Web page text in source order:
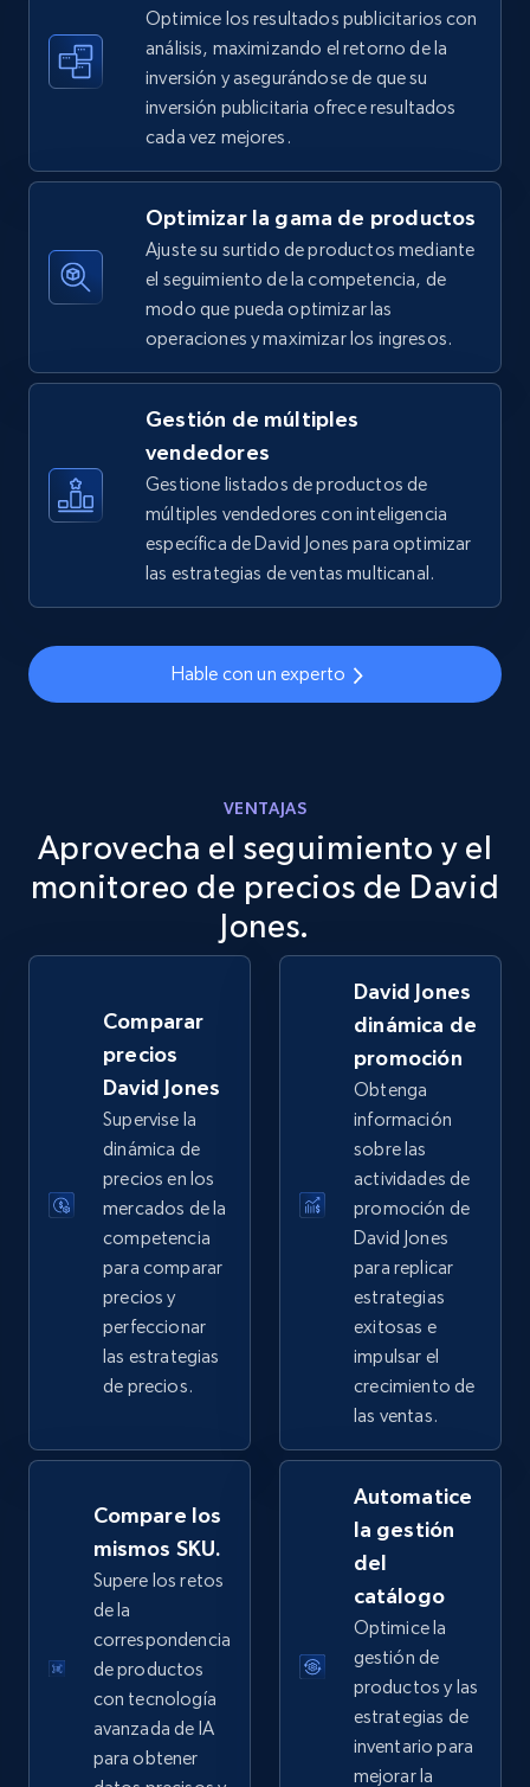
TikTok Shop - Collect TikTok shop products
by keywords search
URL, Title, Available, Description, Currency, Initial
price, Final price, Discount percent, and more.
Comenzar ahora
TikTok Shop - discover records by shop url
URL, Title, Available, Description, Currency, Initial
price, Final price, Discount percent, and more.
668+ Comenzar ahora
eBay
URL, Product id, Title, Seller name, Seller rating,
Seller reviews, Breadcrumbs, Root category, and
Comenzar ahora
eBay - Gather data on products using
specified keywords
URL, Product id, Title, Seller name, Seller rating,
Seller reviews, Breadcrumbs, Root category, and
2.5K+ Comenzar ahora
eBay - Collect products from shops on eBay
URL, Product id, Title, Seller name, Seller rating,
Seller reviews, Breadcrumbs, Root category, and
2.5K+ 359+ Comenzar ahora
eBay - Collect records by category
URL, Product id, Title, Seller name, Seller rating,
Seller reviews, Breadcrumbs, Root category, and
more.
Optimice los resultados publicitarios con
análisis, maximizando el retorno de la
inversión y asegurándose de que su
inversión publicitaria ofrece resultados
cada vez mejores.
Optimizar la gama de productos
Ajuste su surtido de productos mediante
el seguimiento de la competencia, de
modo que pueda optimizar las
operaciones y maximizar los ingresos.
Gestión de múltiples
vendedores
Gestione listados de productos de
múltiples vendedores con inteligencia
específica de David Jones para optimizar
las estrategias de ventas multicanal.
Hable con un experto
VENTAJAS
Aprovecha el seguimiento y el
monitoreo de precios de David
Jones.
Comparar
precios
David Jones
Supervise la
dinámica de
precios en los
mercados de la
competencia
para comparar
precios y
perfeccionar
las estrategias
de precios.
David Jones
dinámica de
promoción
Obtenga
información
sobre las
actividades de
promoción de
David Jones
para replicar
estrategias
exitosas e
impulsar el
crecimiento de
las ventas.
Compare los
mismos SKU.
Supere los retos
de la
correspondencia
de productos
con tecnología
avanzada de IA
para obtener
Automatice
la gestión
del
catálogo
Optimice la
gestión de
productos y las
estrategias de
inventario para
mejorar la